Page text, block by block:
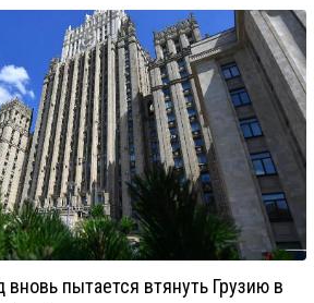
пытается втянуть Грузию в